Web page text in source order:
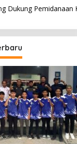
Dukung Pemidanaan